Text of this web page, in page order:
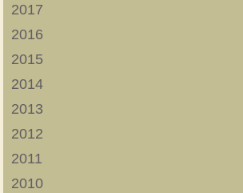
2017
2016
2015
2014
2013
2012
2011
2010